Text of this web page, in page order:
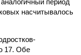
период
насчитывалось
17. Обе